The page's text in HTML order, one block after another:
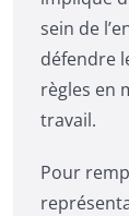
sein de
défendre
règles en
travail.
Pour